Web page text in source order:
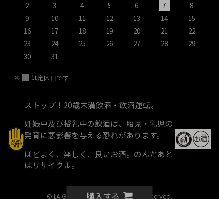
購入する
2
3 4 5 6 7
8
9
10 11 12 13 14
15
16
17 18 19 20 21
22
23
24 25 26 27 28
29
30
31
※ は定休日です
ストップ！20歳未満飲酒・飲酒運転。
妊娠中及び授乳中の飲酒は、胎児・乳児の
発育に悪影響を与える恐れがあります。
ほどよく、楽しく、良いお酒。のんだあと
はリサイクル。
© LA GALERIE WINE SHOP all rights reserved.